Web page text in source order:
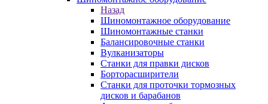
Назад
Шиномонтажное оборудование
Шиномонтажные станки
Балансировочные станки
Вулканизаторы
Станки для правки дисков
Борторасширители
Станки для проточки тормозных
дисков и барабанов